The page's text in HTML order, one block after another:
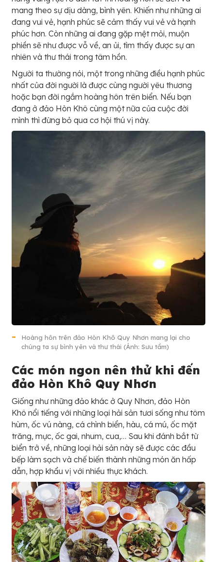
mang theo sự dịu dàng, bình yên. Khiến như những ai
đang vui vẻ, hạnh phúc sẽ cảm thấy vui vẻ và hạnh
phúc hơn. Còn những ai đang gặp mệt mỏi, muộn
phiền sẽ như được vỗ về, an ủi, tìm thấy được sự an
nhiên và thư thái trong tâm hồn.
Người ta thường nói, một trong những điều hạnh phúc
nhất của đời người là được cùng người yêu thương
hoặc bạn đời ngắm hoàng hôn trên biển. Nếu bạn
đang ở đảo Hòn Khô cùng một nữa của cuộc đời
mình thì đừng bỏ qua cơ hội thú vị này.
Hoàng hôn trên đảo Hòn Khô Quy Nhơn mang lại cho
chúng ta sự bình yên và thư thái (Ảnh: Sưu tầm)
Các món ngon nên thử khi đến
đảo Hòn Khô Quy Nhơn
Giống như những đảo khác ở Quy Nhơn, đảo Hòn
Khô nổi tiếng với những loại hải sản tươi sống như tôm
hùm, ốc vú nàng, cá chình biển, hàu, cá mú, ốc mặt
trăng, mực, ốc gai, nhum, cua,… Sau khi đánh bắt từ
biển trở về, những loại hải sản này sẽ được các đầu
bếp làm sạch và chế biến thành những món ăn hấp
dẫn, hợp khẩu vị với nhiều thực khách.